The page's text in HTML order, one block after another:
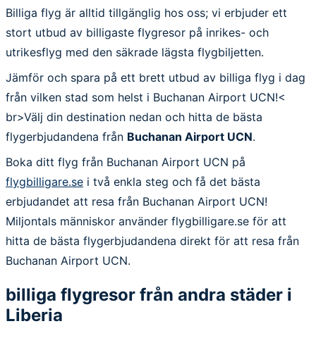
Billiga flyg är alltid tillgänglig hos oss; vi erbjuder ett
stort utbud av billigaste flygresor på inrikes- och
utrikesflyg med den säkrade lägsta flygbiljetten.
Jämför och spara på ett brett utbud av billiga flyg i dag
från vilken stad som helst i Buchanan Airport UCN!<
br>Välj din destination nedan och hitta de bästa
flygerbjudandena från Buchanan Airport UCN.
Boka ditt flyg från Buchanan Airport UCN på
flygbilligare.se i två enkla steg och få det bästa
erbjudandet att resa från Buchanan Airport UCN!
Miljontals människor använder flygbilligare.se för att
hitta de bästa flygerbjudandena direkt för att resa från
Buchanan Airport UCN.
billiga flygresor från andra städer i
Liberia